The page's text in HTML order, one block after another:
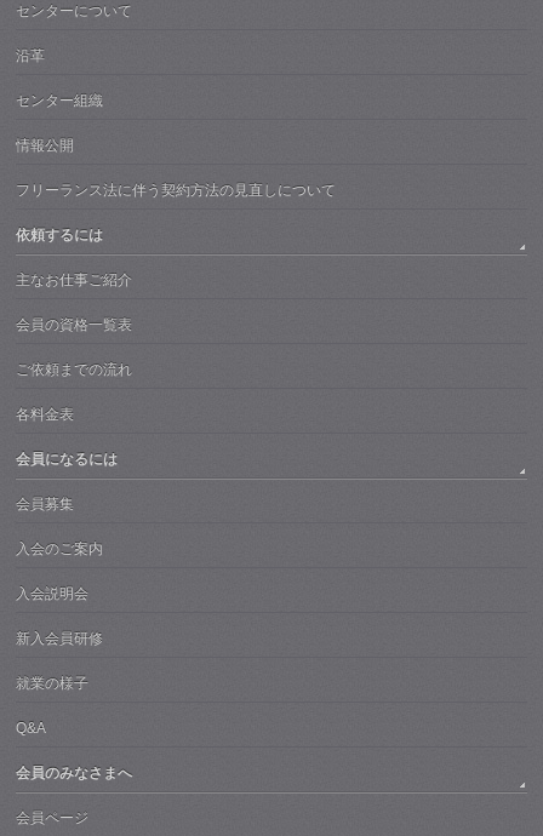
センターについて
沿革
センター組織
情報公開
フリーランス法に伴う契約方法の見直しについて
依頼するには
主なお仕事ご紹介
会員の資格一覧表
ご依頼までの流れ
各料金表
会員になるには
会員募集
入会のご案内
入会説明会
新入会員研修
就業の様子
Q&A
会員のみなさまへ
会員ページ